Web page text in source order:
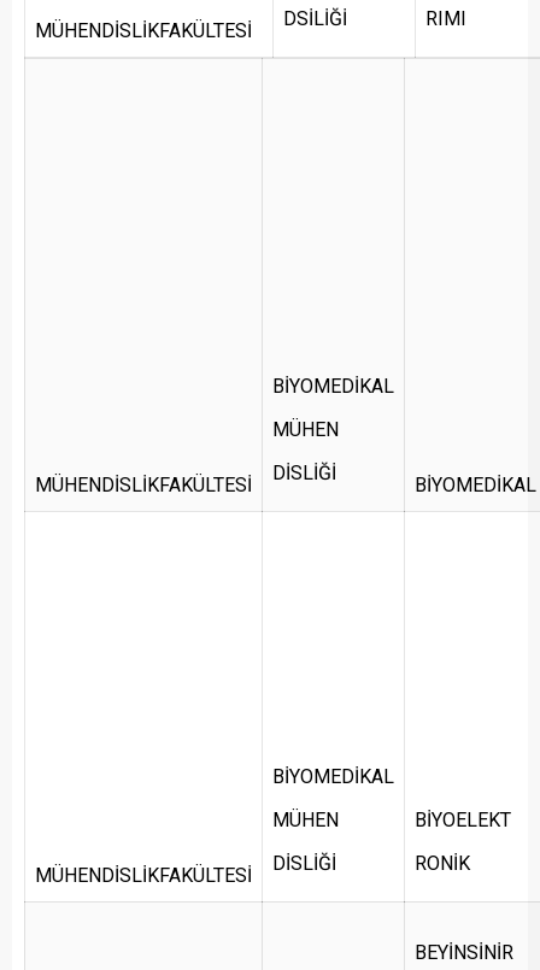
MÜHENDİSLİKFAKÜLTESİ
DSİLİĞİ
RIMI
MÜHENDİSLİKFAKÜLTESİ
BİYOMEDİKAL
MÜHEN
DİSLİĞİ
BİYOMEDİKAL
MÜHENDİSLİKFAKÜLTESİ
BİYOMEDİKAL
MÜHEN
DİSLİĞİ
BİYOELEKT
RONİK
BEYİNSİNİR